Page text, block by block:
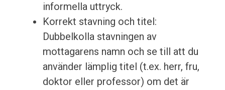
informella uttryck.
Korrekt stavning och titel:
Dubbelkolla stavningen av
mottagarens namn och se till att du
använder lämplig titel (t.ex. herr, fru,
doktor eller professor) om det är